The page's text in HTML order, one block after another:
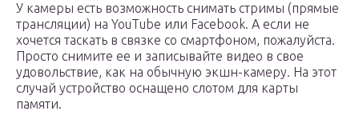
У камеры есть возможность снимать стримы (прямые
трансляции) на YouTube или Facebook. А если не
хочется таскать в связке со смартфоном, пожалуйста.
Просто снимите ее и записывайте видео в свое
удовольствие, как на обычную экшн-камеру. На этот
случай устройство оснащено слотом для карты
памяти.